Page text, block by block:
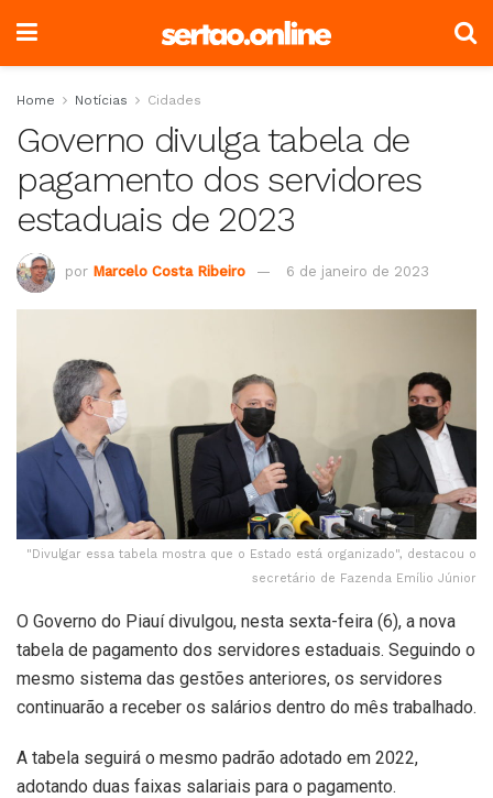
Home Notícias Cidades
Governo divulga tabela de
pagamento dos servidores
estaduais de 2023
por Marcelo Costa Ribeiro 6 de janeiro de 2023
"Divulgar essa tabela mostra que o Estado está organizado", destacou o
secretário de Fazenda Emílio Júnior
O Governo do Piauí divulgou, nesta sexta-feira (6), a nova
tabela de pagamento dos servidores estaduais. Seguindo o
mesmo sistema das gestões anteriores, os servidores
continuarão a receber os salários dentro do mês trabalhado.
A tabela seguirá o mesmo padrão adotado em 2022,
adotando duas faixas salariais para o pagamento.